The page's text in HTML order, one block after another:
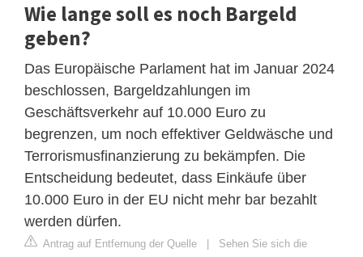
Wie lange soll es noch Bargeld
geben?
Das Europäische Parlament hat im Januar 2024
beschlossen, Bargeldzahlungen im
Geschäftsverkehr auf 10.000 Euro zu
begrenzen, um noch effektiver Geldwäsche und
Terrorismusfinanzierung zu bekämpfen. Die
Entscheidung bedeutet, dass Einkäufe über
10.000 Euro in der EU nicht mehr bar bezahlt
werden dürfen.
Antrag auf Entfernung der Quelle
Sehen Sie sich die